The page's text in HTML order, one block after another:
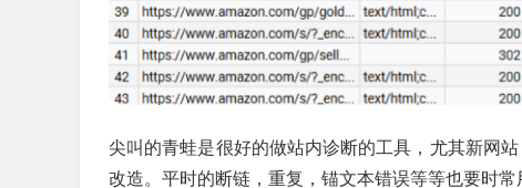
尖叫的青蛙是很好的做站内诊断的工具，尤其新网
改造。平时的断链，重复，锚文本错误等等也要时常